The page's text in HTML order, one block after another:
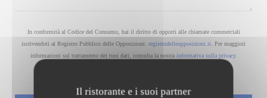
Il ristorante e i suoi partner
In conformità al Codice del Consumo, hai il diritto di opporti alle chiamate commerciali
iscrivendoti al Registro Pubblico delle Opposizioni: registrodelleopposizioni.it . Per maggiori
informazioni sul trattamento dei tuoi dati, consulta la nostra informativa sulla privacy.